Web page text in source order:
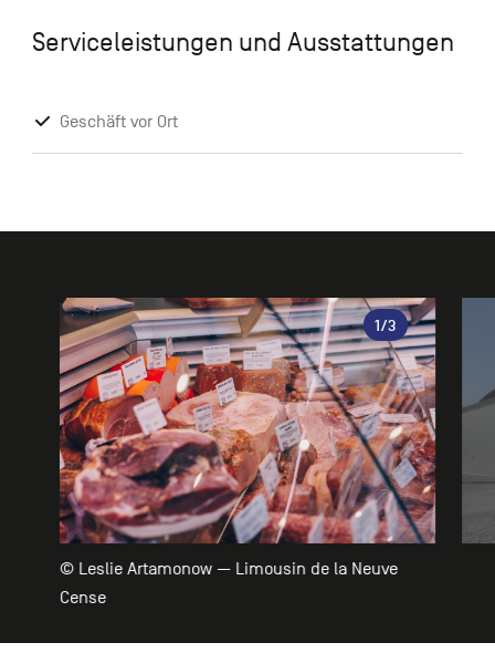
Serviceleistungen und Ausstattungen
Geschäft vor Ort
Galerie
© Leslie Artamonow — Limousin de la Neuve
Cense
1/3